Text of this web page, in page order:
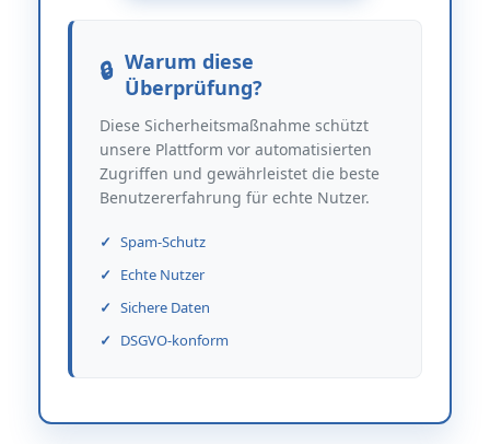
Warum diese
Überprüfung?
Diese Sicherheitsmaßnahme schützt
unsere Plattform vor automatisierten
Zugriffen und gewährleistet die beste
Benutzererfahrung für echte Nutzer.
Spam-Schutz
Echte Nutzer
Sichere Daten
DSGVO-konform